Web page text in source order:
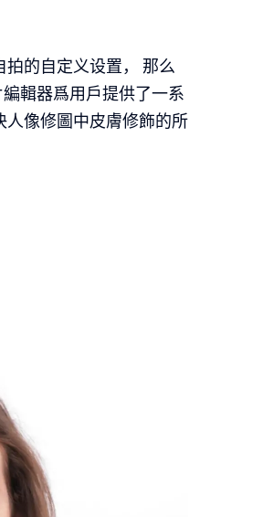
的自定义设置， 那么
輯器爲用戶提供了一系
像修圖中皮膚修飾的所